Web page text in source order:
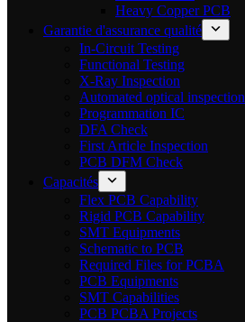
Heavy Copper PCB
Garantie d'assurance qualité
In-Circuit Testing
Functional Testing
X-Ray Inspection
Automated optical inspection
Programmation IC
DFA Check
First Article Inspection
PCB DFM Check
Capacités
Flex PCB Capability
Rigid PCB Capability
SMT Equipments
Schematic to PCB
Required Files for PCBA
PCB Equipments
SMT Capabilities
PCB PCBA Projects